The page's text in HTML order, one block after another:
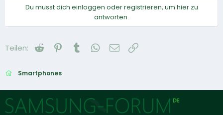
Du musst dich einloggen oder registrieren, um hier zu
antworten.
Teilen: Reddit Pinterest
Tumblr WhatsApp
E-Mail
Smartphones